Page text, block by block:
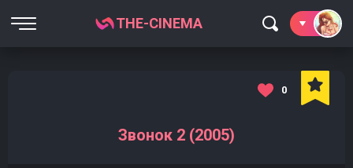
THE-CINEMA
Звонок 2 (2005)
0